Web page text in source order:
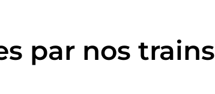
par nos trains